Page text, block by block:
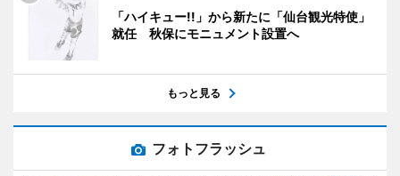
「ハイキュー!!」から新たに「仙台観光特使」
就任 秋保にモニュメント設置へ
もっと見る
フォトフラッシュ